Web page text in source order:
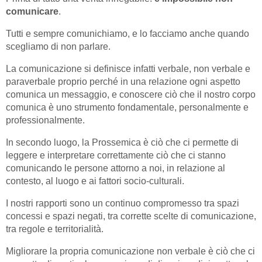
comunicare.
Tutti e sempre comunichiamo, e lo facciamo anche quando
scegliamo di non parlare.
La comunicazione si definisce infatti verbale, non verbale e
paraverbale proprio perché in una relazione ogni aspetto
comunica un messaggio, e conoscere ciò che il nostro corpo
comunica è uno strumento fondamentale, personalmente e
professionalmente.
In secondo luogo, la Prossemica è ciò che ci permette di
leggere e interpretare correttamente ciò che ci stanno
comunicando le persone attorno a noi, in relazione al
contesto, al luogo e ai fattori socio-culturali.
I nostri rapporti sono un continuo compromesso tra spazi
concessi e spazi negati, tra corrette scelte di comunicazione,
tra regole e territorialità.
Migliorare la propria comunicazione non verbale è ciò che ci